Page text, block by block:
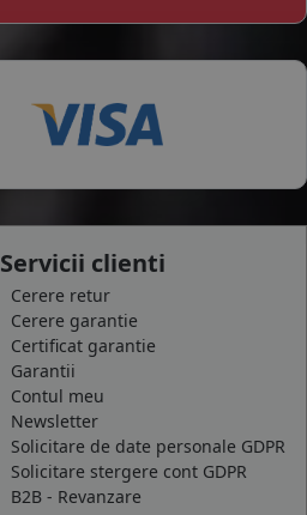
Servicii clienti
Cerere retur
Cerere garantie
Certificat garantie
Garantii
Contul meu
Newsletter
Solicitare de date personale GDPR
Solicitare stergere cont GDPR
B2B - Revanzare